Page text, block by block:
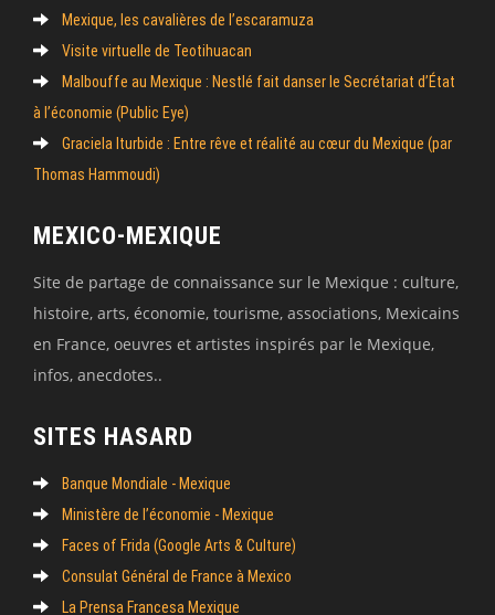
Mexique, les cavalières de l’escaramuza
Visite virtuelle de Teotihuacan
Malbouffe au Mexique : Nestlé fait danser le Secrétariat d’État
à l’économie (Public Eye)
Graciela Iturbide : Entre rêve et réalité au cœur du Mexique (par
Thomas Hammoudi)
MEXICO-MEXIQUE
Site de partage de connaissance sur le Mexique : culture,
histoire, arts, économie, tourisme, associations, Mexicains
en France, oeuvres et artistes inspirés par le Mexique,
infos, anecdotes..
SITES HASARD
Banque Mondiale - Mexique
Ministère de l’économie - Mexique
Faces of Frida (Google Arts & Culture)
Consulat Général de France à Mexico
La Prensa Francesa Mexique